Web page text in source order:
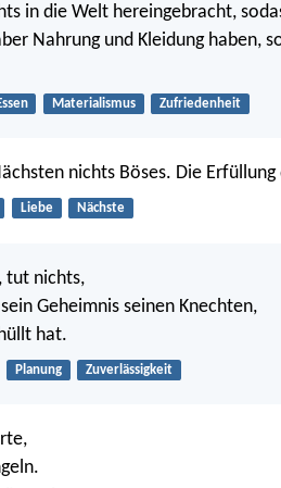
in die Welt hereingebracht,
Nahrung und Kleidung haben,
Materialismus Zufriedenheit
nichts Böses. Die
Liebe Nächste
, tut nichts,
Geheimnis seinen Knechten,
hat.
Planung Zuverlässigkeit